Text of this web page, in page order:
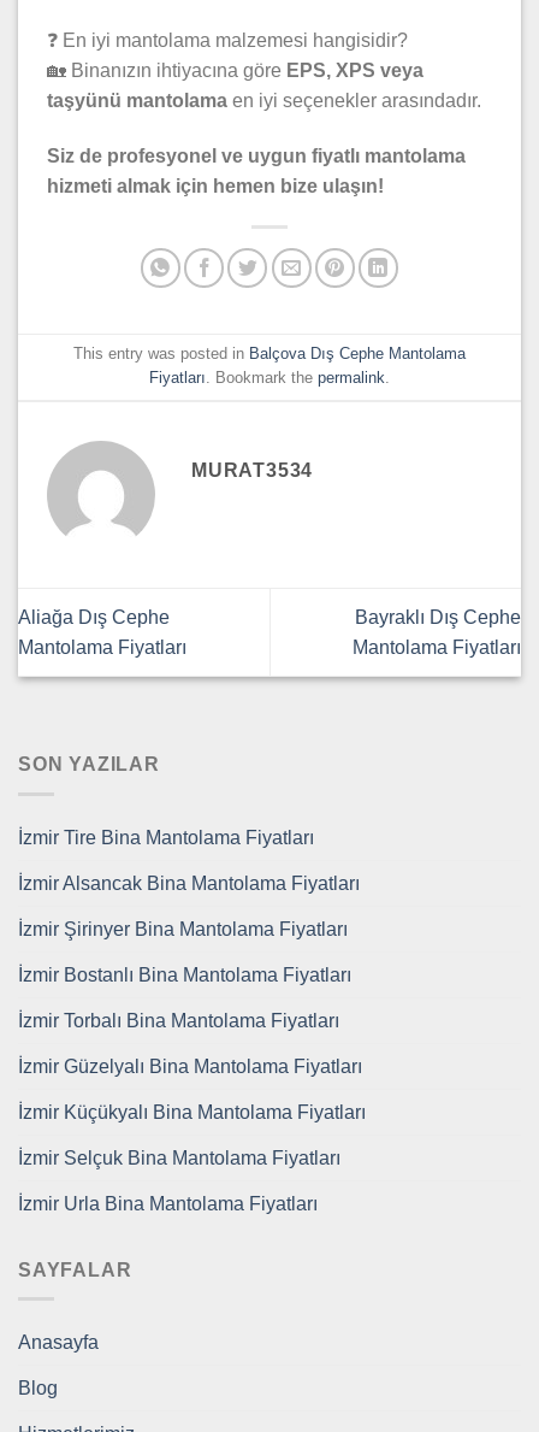
❓ En iyi mantolama malzemesi hangisidir?
🏡 Binanızın ihtiyacına göre EPS, XPS veya
taşyünü mantolama en iyi seçenekler arasındadır.
Siz de profesyonel ve uygun fiyatlı mantolama
hizmeti almak için hemen bize ulaşın!
This entry was posted in Balçova Dış Cephe Mantolama
Fiyatları. Bookmark the permalink.
MURAT3534
Aliağa Dış Cephe
Mantolama Fiyatları
Bayraklı Dış Cephe
Mantolama Fiyatları
SON YAZILAR
İzmir Tire Bina Mantolama Fiyatları
İzmir Alsancak Bina Mantolama Fiyatları
İzmir Şirinyer Bina Mantolama Fiyatları
İzmir Bostanlı Bina Mantolama Fiyatları
İzmir Torbalı Bina Mantolama Fiyatları
İzmir Güzelyalı Bina Mantolama Fiyatları
İzmir Küçükyalı Bina Mantolama Fiyatları
İzmir Selçuk Bina Mantolama Fiyatları
İzmir Urla Bina Mantolama Fiyatları
SAYFALAR
Anasayfa
Blog